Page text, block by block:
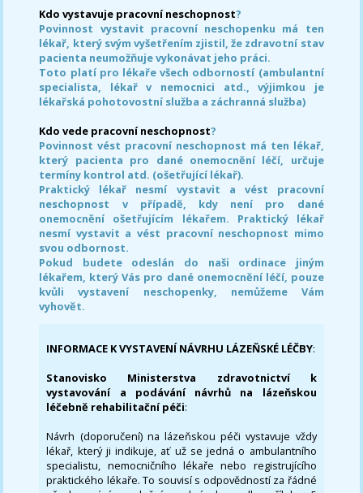
Kdo vystavuje pracovní neschopnost?
Povinnost vystavit pracovní neschopenku má ten
lékař, který svým vyšetřením zjistil, že zdravotní stav
pacienta neumožňuje vykonávat jeho práci.
Toto platí pro lékaře všech odborností (ambulantní
specialista, lékař v nemocnici atd., výjimkou je
lékařská pohotovostní služba a záchranná služba)
Kdo vede pracovní neschopnost?
Povinnost vést pracovní neschopnost má ten lékař,
který pacienta pro dané onemocnění léčí, určuje
termíny kontrol atd. (ošetřující lékař).
Praktický lékař nesmí vystavit a vést pracovní
neschopnost v případě, kdy není pro dané
onemocnění ošetřujícím lékařem. Praktický lékař
nesmí vystavit a vést pracovní neschopnost mimo
svou odbornost.
Pokud budete odeslán do naši ordinace jiným
lékařem, který Vás pro dané onemocnění léčí, pouze
kvůli vystavení neschopenky, nemůžeme Vám
vyhovět.
INFORMACE K VYSTAVENÍ NÁVRHU LÁZEŇSKÉ LÉČBY:
Stanovisko Ministerstva zdravotnictví k
vystavování a podávání návrhů na lázeňskou
léčebně rehabilitační péči:
Návrh (doporučení) na lázeňskou péči vystavuje vždy
lékař, který ji indikuje, ať už se jedná o ambulantního
specialistu, nemocničního lékaře nebo registrujícího
praktického lékaře. To souvisí s odpovědností za řádné